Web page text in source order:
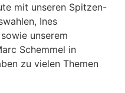
mit unseren Spitzen-
Ines
unserem
Schemmel in
zu vielen Themen